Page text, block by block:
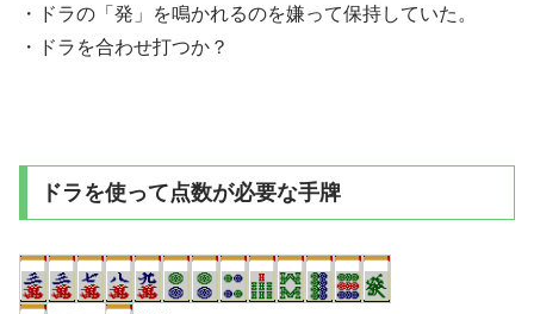
・ドラの「発」を鳴かれるのを嫌って保持していた。
・ドラを合わせ打つか？
ドラを使って点数が必要な手牌